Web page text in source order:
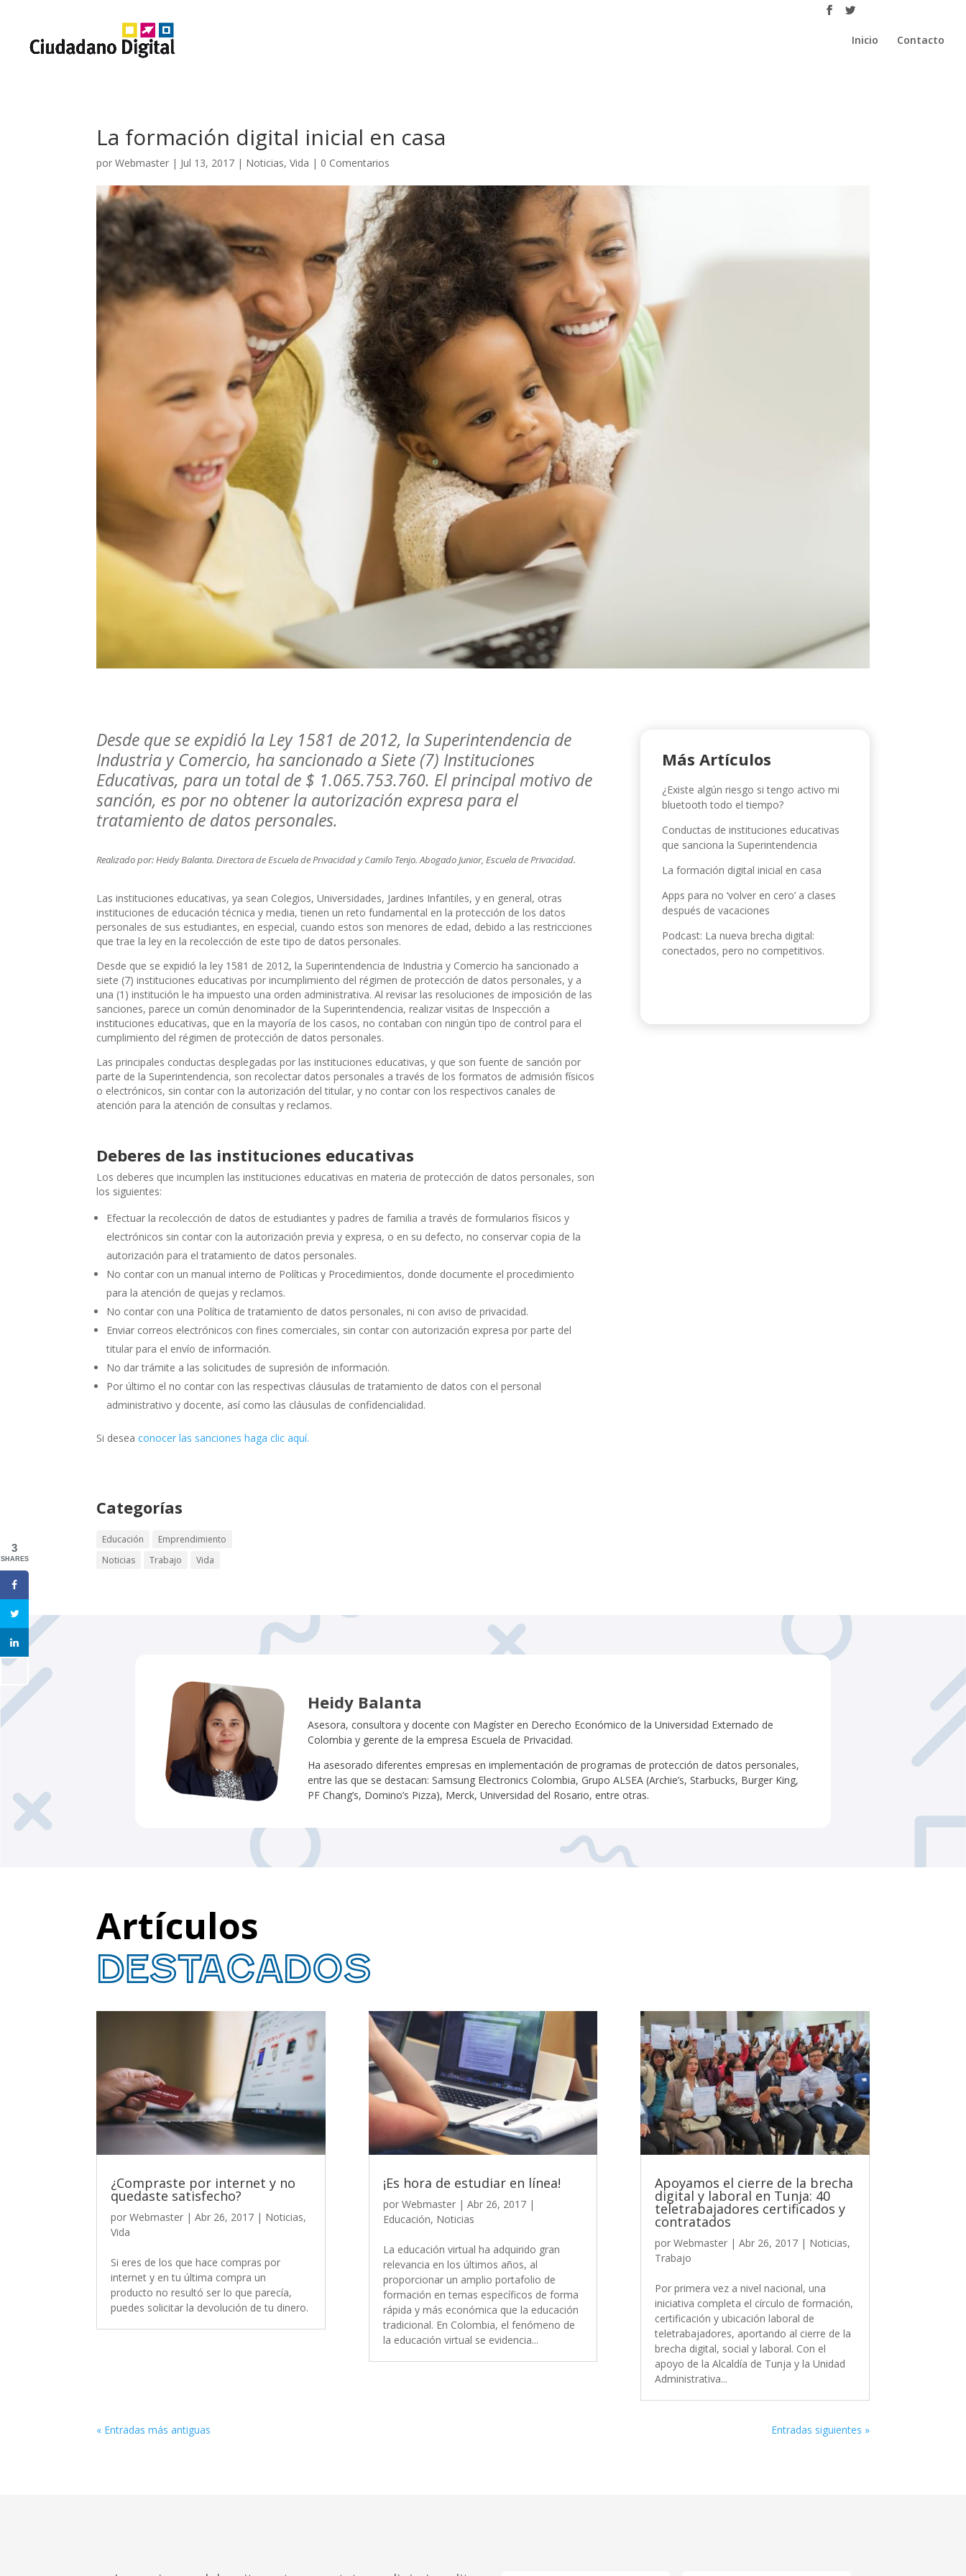
Inicio Contacto
La formación digital inicial en casa
porWebmaster | Jul 13, 2017 | Noticias,Vida | 0 Comentarios
Desde que se expidió la Ley 1581 de 2012, la Superintendencia de
Industria y Comercio, ha sancionado a Siete (7) Instituciones
Educativas, para un total de $ 1.065.753.760. El principal motivo de
sanción, es por no obtener la autorización expresa para el
tratamiento de datos personales.
Realizado por: Heidy Balanta. Directora de Escuela de Privacidad yCamilo Tenjo. Abogado Junior, Escuela de Privacidad.
Las instituciones educativas, ya sean Colegios, Universidades, Jardines Infantiles, y en general, otras
instituciones de educación técnica y media, tienen un reto fundamental en la protección de los datos
personales de sus estudiantes, en especial, cuando estos son menores de edad, debido a las restricciones
que trae la ley en la recolección de este tipo de datos personales.
Desde que se expidió la ley 1581 de 2012, la Superintendencia de Industria y Comercio ha sancionado a
siete (7) instituciones educativas por incumplimiento del régimen de protección de datos personales, y a
una (1) institución le ha impuesto una orden administrativa. Al revisar las resoluciones de imposición de las
sanciones, parece un común denominador de la Superintendencia, realizar visitas de Inspección a
instituciones educativas, que en la mayoría de los casos, no contaban con ningún tipo de control para el
cumplimiento del régimen de protección de datos personales.
Las principales conductas desplegadas por las instituciones educativas, y que son fuente de sanción por
parte de la Superintendencia, son recolectar datos personales a través de los formatos de admisión físicos
o electrónicos, sin contar con la autorización del titular, y no contar con los respectivos canales de
atención para la atención de consultas y reclamos.
Deberes de las instituciones educativas
Los deberes que incumplen las instituciones educativas en materia de protección de datos personales, son
los siguientes:
Efectuar la recolección de datos de estudiantes y padres de familia a través de formularios físicos y
electrónicos sin contar con la autorización previa y expresa, o en su defecto, no conservar copia de la
autorización para el tratamiento de datos personales.
No contar con un manual interno de Políticas y Procedimientos, donde documente el procedimiento
para la atención de quejas y reclamos.
No contar con una Política de tratamiento de datos personales, ni con aviso de privacidad.
Enviar correos electrónicos con fines comerciales, sin contar con autorización expresa por parte del
titular para el envío de información.
No dar trámite a las solicitudes de supresión de información.
Por último el no contar con las respectivas cláusulas de tratamiento de datos con el personal
administrativo y docente, así como las cláusulas de confidencialidad.
Si deseaconocer las sanciones haga clic aquí.
Más Artículos
¿Existe algún riesgo si tengo activo mi
bluetooth todo el tiempo?
Conductas de instituciones educativas
que sanciona la Superintendencia
La formación digital inicial en casa
Apps para no ‘volver en cero’ a clases
después de vacaciones
Podcast: La nueva brecha digital:
conectados, pero no competitivos.
Categorías
Educación
Emprendimiento
Noticias
Trabajo Vida
Heidy Balanta
Asesora, consultora y docente con Magíster en Derecho Económico de la Universidad Externado de
Colombia y gerente de la empresa Escuela de Privacidad.
Ha asesorado diferentes empresas en implementación de programas de protección de datos personales,
entre las que se destacan: Samsung Electronics Colombia, Grupo ALSEA (Archie’s, Starbucks, Burger King,
PF Chang’s, Domino’s Pizza), Merck, Universidad del Rosario, entre otras.
Artículos
destacados
¿Compraste por internet y no
quedaste satisfecho?
porWebmaster |Abr 26, 2017 | Noticias,
Vida
Si eres de los que hace compras por
internet y en tu última compra un
producto no resultó ser lo que parecía,
puedes solicitar la devolución de tu dinero.
¡Es hora de estudiar en línea!
por Webmaster| Abr 26, 2017|
Educación, Noticias
La educación virtual ha adquirido gran
relevancia en los últimos años, al
proporcionar un amplio portafolio de
formación en temas específicos de forma
rápida y más económica que la educación
tradicional. En Colombia, el fenómeno de
la educación virtual se evidencia...
Apoyamos el cierre de la brecha
digital y laboral en Tunja: 40
teletrabajadores certificados y
contratados
por Webmaster| Abr 26, 2017| Noticias,
Trabajo
Por primera vez a nivel nacional, una
iniciativa completa el círculo de formación,
certificación y ubicación laboral de
teletrabajadores, aportando al cierre de la
brecha digital, social y laboral. Con el
apoyo de la Alcaldía de Tunja y la Unidad
Administrativa...
« Entradas más antiguas Entradas siguientes »
3
SHARES